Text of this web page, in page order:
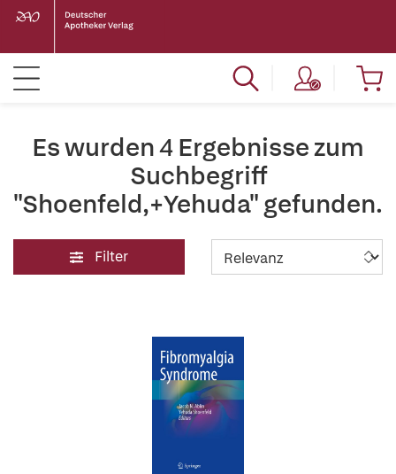
Es wurden 4 Ergebnisse zum
Suchbegriff
"Shoenfeld,+Yehuda" gefunden.
Filter